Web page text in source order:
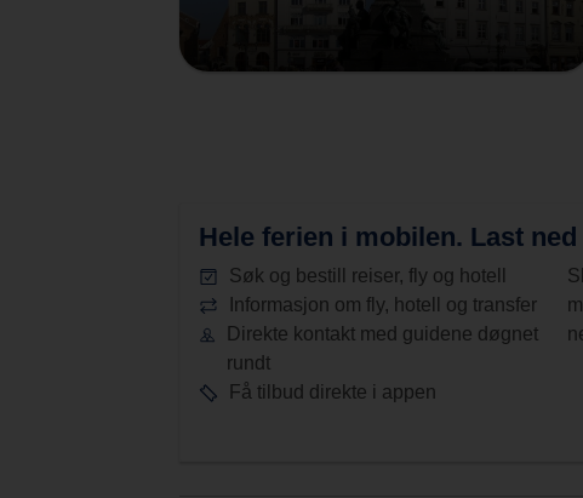
Hele ferien i mobilen. Last
Søk og bestill reiser, fly og hotell
Informasjon om fly, hotell og transfer
Direkte kontakt med guidene døgnet
rundt
Få tilbud direkte i appen